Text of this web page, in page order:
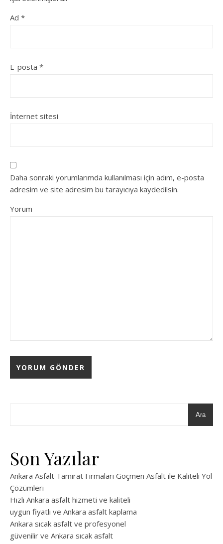
Ad *
E-posta *
İnternet sitesi
Daha sonraki yorumlarımda kullanılması için adım, e-posta
adresim ve site adresim bu tarayıcıya kaydedilsin.
Yorum
Ara
Son Yazılar
Ankara Asfalt Tamirat Firmaları Göçmen Asfalt ile Kaliteli Yol
Çözümleri
Hızlı Ankara asfalt hizmeti ve kaliteli
uygun fiyatlı ve Ankara asfalt kaplama
Ankara sıcak asfalt ve profesyonel
güvenilir ve Ankara sıcak asfalt